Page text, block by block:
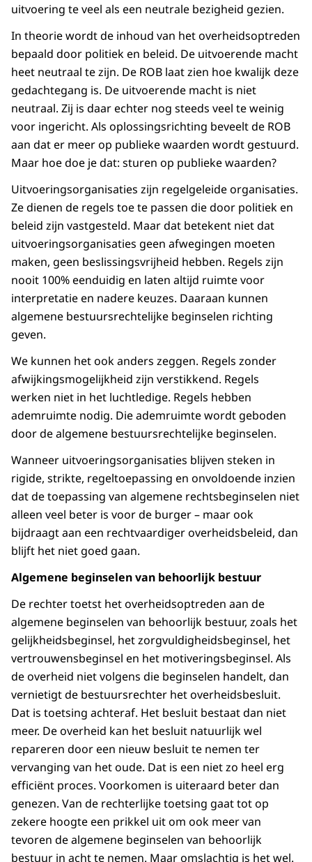
uitvoering te veel als een neutrale bezigheid gezien.
In theorie wordt de inhoud van het overheidsoptreden
bepaald door politiek en beleid. De uitvoerende macht
heet neutraal te zijn. De ROB laat zien hoe kwalijk deze
gedachtegang is. De uitvoerende macht is niet
neutraal. Zij is daar echter nog steeds veel te weinig
voor ingericht. Als oplossingsrichting beveelt de ROB
aan dat er meer op publieke waarden wordt gestuurd.
Maar hoe doe je dat: sturen op publieke waarden?
Uitvoeringsorganisaties zijn regelgeleide organisaties.
Ze dienen de regels toe te passen die door politiek en
beleid zijn vastgesteld. Maar dat betekent niet dat
uitvoeringsorganisaties geen afwegingen moeten
maken, geen beslissingsvrijheid hebben. Regels zijn
nooit 100% eenduidig en laten altijd ruimte voor
interpretatie en nadere keuzes. Daaraan kunnen
algemene bestuursrechtelijke beginselen richting
geven.
We kunnen het ook anders zeggen. Regels zonder
afwijkingsmogelijkheid zijn verstikkend. Regels
werken niet in het luchtledige. Regels hebben
ademruimte nodig. Die ademruimte wordt geboden
door de algemene bestuursrechtelijke beginselen.
Wanneer uitvoeringsorganisaties blijven steken in
rigide, strikte, regeltoepassing en onvoldoende inzien
dat de toepassing van algemene rechtsbeginselen niet
alleen veel beter is voor de burger – maar ook
bijdraagt aan een rechtvaardiger overheidsbeleid, dan
blijft het niet goed gaan.
Algemene beginselen van behoorlijk bestuur
De rechter toetst het overheidsoptreden aan de
algemene beginselen van behoorlijk bestuur, zoals het
gelijkheidsbeginsel, het zorgvuldigheidsbeginsel, het
vertrouwensbeginsel en het motiveringsbeginsel. Als
de overheid niet volgens die beginselen handelt, dan
vernietigt de bestuursrechter het overheidsbesluit.
Dat is toetsing achteraf. Het besluit bestaat dan niet
meer. De overheid kan het besluit natuurlijk wel
repareren door een nieuw besluit te nemen ter
vervanging van het oude. Dat is een niet zo heel erg
efficiënt proces. Voorkomen is uiteraard beter dan
genezen. Van de rechterlijke toetsing gaat tot op
zekere hoogte een prikkel uit om ook meer van
tevoren de algemene beginselen van behoorlijk
bestuur in acht te nemen. Maar omslachtig is het wel.